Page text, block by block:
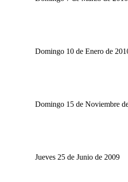
Domingo 10 de Enero de
Domingo 15 de Noviembre
Jueves 25 de Junio de 2009